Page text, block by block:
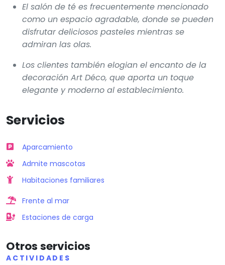
El salón de té es frecuentemente mencionado
como un espacio agradable, donde se pueden
disfrutar deliciosos pasteles mientras se
admiran las olas.
Los clientes también elogian el encanto de la
decoración Art Déco, que aporta un toque
elegante y moderno al establecimiento.
Servicios
Aparcamiento
Admite mascotas
Habitaciones familiares
Frente al mar
Estaciones de carga
Otros servicios
ACTIVIDADES